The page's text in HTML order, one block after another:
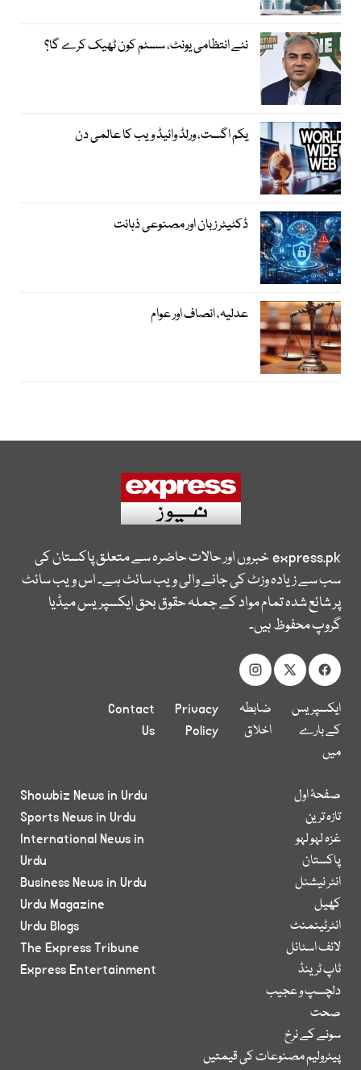
نئے انتظامی یونٹ، سسٹم کون ٹھیک کرے گا؟
یکم اگست، ورلڈ وائیڈ ویب کا عالمی دن
ڈکٹیٹر زبان اور مصنوعی ذہانت
عدلیہ، انصاف اور عوام
express.pkخبروں اور حالات حاضرہ سے متعلق پاکستان کی
سب سے زیادہ وزٹ کی جانے والی ویب سائٹ ہے۔ اس ویب سائٹ
پر شائع شدہ تمام مواد کے جملہ حقوق بحق ایکسپریس میڈیا
گروپ محفوظ ہیں۔
ایکسپریس
کے بارے
میں
ضابطہ
اخلاق
Privacy
Policy
Contact
Us
صفحۂ اول
تازہ ترین
غزہ لہو لہو
پاکستان
انٹر نیشنل
کھیل
انٹرٹینمنٹ
لائف اسٹائل
ٹاپ ٹرینڈ
دلچسپ و عجیب
صحت
سونے کے نرخ
پیٹرولیم مصنوعات کی قیمتیں
Showbiz News in Urdu
Sports News in Urdu
International News in
Urdu
Business News in Urdu
Urdu Magazine
Urdu Blogs
The Express Tribune
Express Entertainment